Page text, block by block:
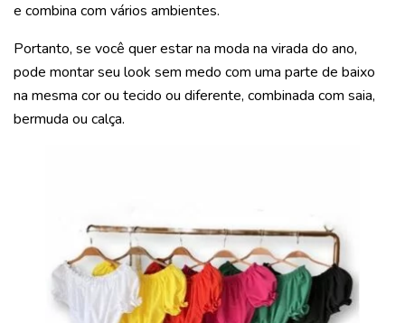
e combina com vários ambientes.
Portanto, se você quer estar na moda na virada do ano,
pode montar seu look sem medo com uma parte de baixo
na mesma cor ou tecido ou diferente, combinada com saia,
bermuda ou calça.